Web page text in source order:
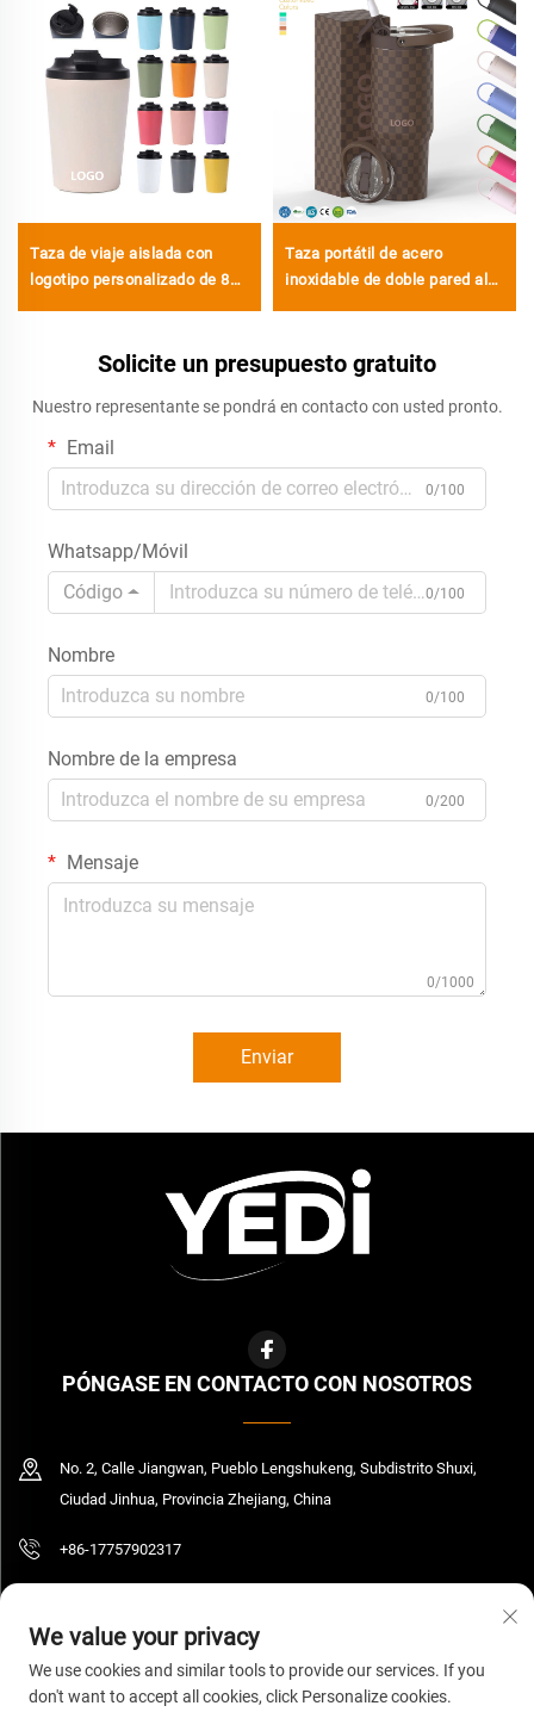
Taza de viaje aislada con
logotipo personalizado de 8
pared al vacío portátiles con
Taza portátil de acero
inoxidable de doble pared al
calientes y frías, con logotipo
Solicite un presupuesto gratuito
Nuestro representante se pondrá en contacto con usted pronto.
Email
0/100
Whatsapp/Móvil
Código
0/100
Nombre
0/100
Nombre de la empresa
0/200
Mensaje
0/1000
Enviar
PÓNGASE EN CONTACTO CON NOSOTROS
No. 2, Calle Jiangwan, Pueblo Lengshukeng, Subdistrito Shuxi,
Ciudad Jinhua, Provincia Zhejiang, China
+86-17757902317
Derechos de autor © 2026 Zhejiang Yedi Industry And Trade Co., Ltd. Todos los
We value your privacy
We use cookies and similar tools to provide our services. If you
don't want to accept all cookies, click Personalize cookies.